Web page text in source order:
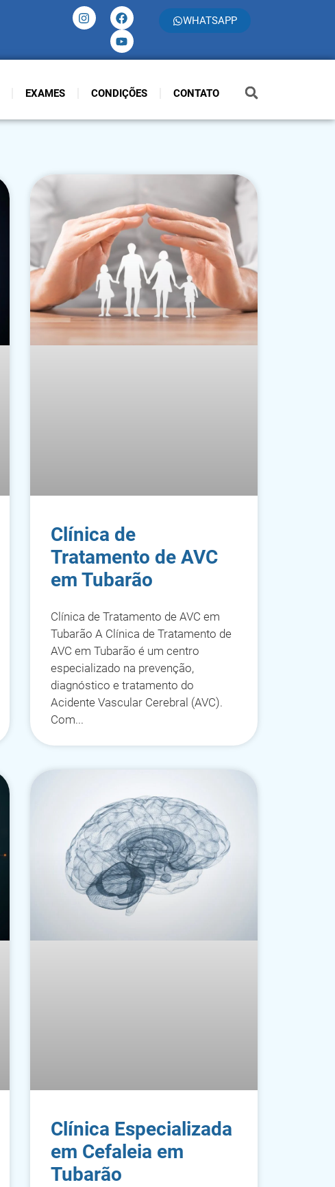
WHATSAPP
EXAMES CONDIÇÕES CONTATO
Clínica de
Tratamento de AVC
em Tubarão
Clínica de Tratamento de AVC em
Tubarão A Clínica de Tratamento de
AVC em Tubarão é um centro
especializado na prevenção,
diagnóstico e tratamento do
Acidente Vascular Cerebral (AVC).
Com
Clínica Especializada
em Cefaleia em
Tubarão